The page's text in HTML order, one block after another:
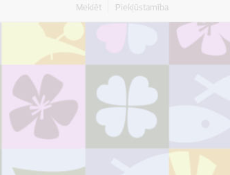
Meklēt Piekļūstamība